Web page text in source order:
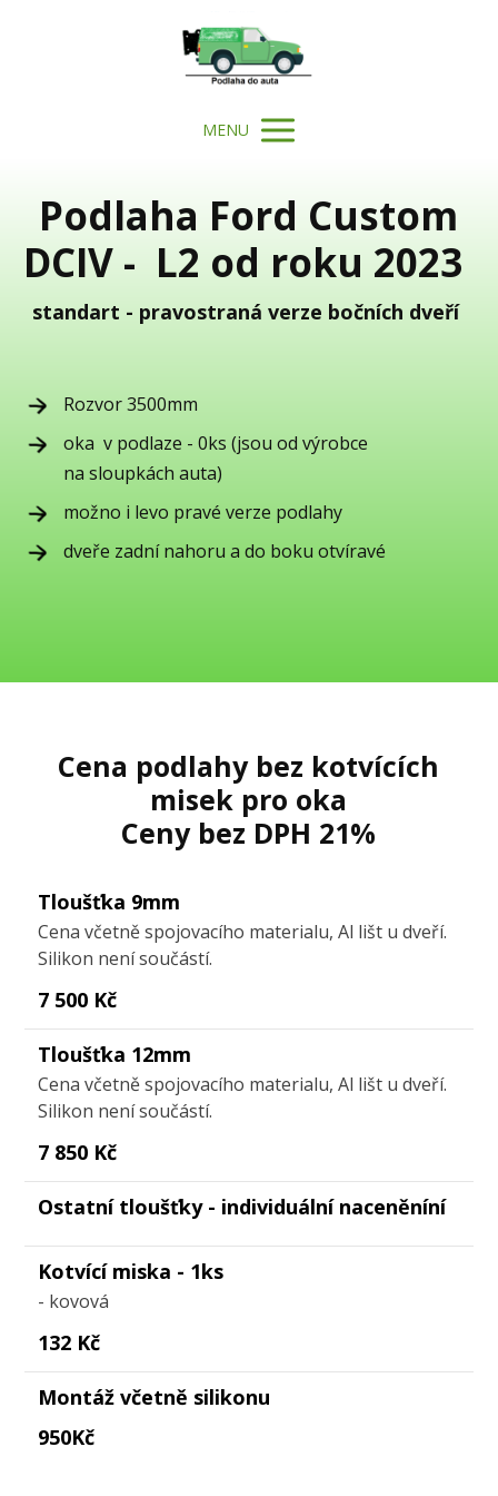
MENU
Podlaha Ford Custom
DCIV - L2 od roku 2023
standart - pravostraná verze bočních dveří
Rozvor 3500mm
oka v podlaze - 0ks (jsou od výrobce
na sloupkách auta)
možno i levo pravé verze podlahy
dveře zadní nahoru a do boku otvíravé
Cena podlahy bez kotvících
misek pro oka
Ceny bez DPH 21%
Tloušťka 9mm
Cena včetně spojovacího materialu, Al lišt u dveří.
Silikon není součástí.
7 500 Kč
Tloušťka 12mm
Cena včetně spojovacího materialu, Al lišt u dveří.
Silikon není součástí.
7 850 Kč
Ostatní tloušťky - individuální naceněníní
Kotvící miska - 1ks
- kovová
132 Kč
Montáž včetně silikonu
950Kč